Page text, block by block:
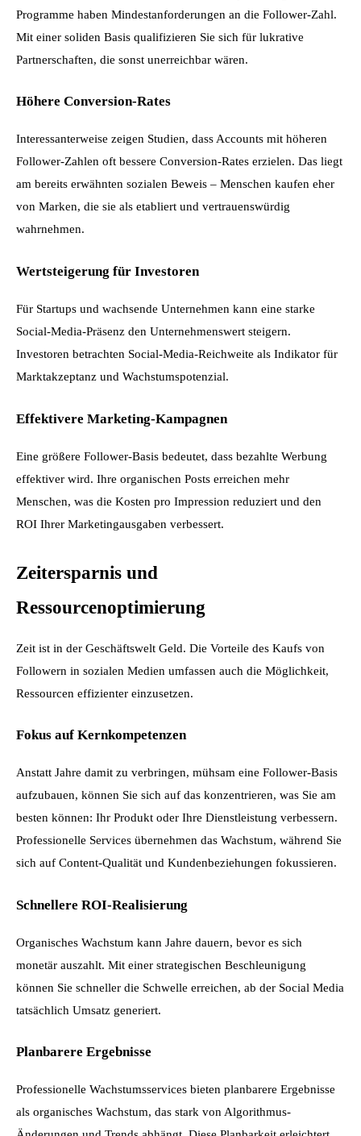
Programme haben Mindestanforderungen an die Follower-Zahl.
Mit einer soliden Basis qualifizieren Sie sich für lukrative
Partnerschaften, die sonst unerreichbar wären.
Höhere Conversion-Rates
Interessanterweise zeigen Studien, dass Accounts mit höheren
Follower-Zahlen oft bessere Conversion-Rates erzielen. Das liegt
am bereits erwähnten sozialen Beweis – Menschen kaufen eher
von Marken, die sie als etabliert und vertrauenswürdig
wahrnehmen.
Wertsteigerung für Investoren
Für Startups und wachsende Unternehmen kann eine starke
Social-Media-Präsenz den Unternehmenswert steigern.
Investoren betrachten Social-Media-Reichweite als Indikator für
Marktakzeptanz und Wachstumspotenzial.
Effektivere Marketing-Kampagnen
Eine größere Follower-Basis bedeutet, dass bezahlte Werbung
effektiver wird. Ihre organischen Posts erreichen mehr
Menschen, was die Kosten pro Impression reduziert und den
ROI Ihrer Marketingausgaben verbessert.
Zeitersparnis und
Ressourcenoptimierung
Zeit ist in der Geschäftswelt Geld. Die Vorteile des Kaufs von
Followern in sozialen Medien umfassen auch die Möglichkeit,
Ressourcen effizienter einzusetzen.
Fokus auf Kernkompetenzen
Anstatt Jahre damit zu verbringen, mühsam eine Follower-Basis
aufzubauen, können Sie sich auf das konzentrieren, was Sie am
besten können: Ihr Produkt oder Ihre Dienstleistung verbessern.
Professionelle Services übernehmen das Wachstum, während Sie
sich auf Content-Qualität und Kundenbeziehungen fokussieren.
Schnellere ROI-Realisierung
Organisches Wachstum kann Jahre dauern, bevor es sich
monetär auszahlt. Mit einer strategischen Beschleunigung
können Sie schneller die Schwelle erreichen, ab der Social Media
tatsächlich Umsatz generiert.
Planbarere Ergebnisse
Professionelle Wachstumsservices bieten planbarere Ergebnisse
als organisches Wachstum, das stark von Algorithmus-